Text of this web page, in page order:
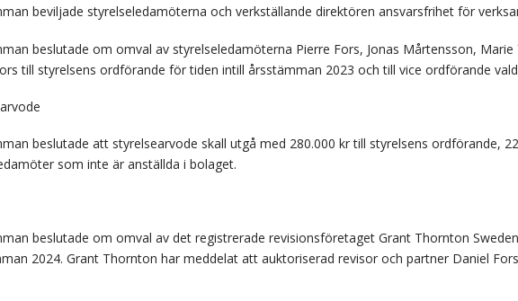
beviljade styrelseledamöterna och verkställande direktören ansvarsfrihet för
beslutade om omval av styrelseledamöterna Pierre Fors, Jonas Mårtensson,
till styrelsens ordförande för tiden intill årsstämman 2023 och till vice ordförande
beslutade att styrelsearvode skall utgå med 280.000 kr till styrelsens ordförande,
som inte är anställda i bolaget.
beslutade om omval av det registrerade revisionsföretaget Grant Thornton
2024. Grant Thornton har meddelat att auktoriserad revisor och partner Daniel